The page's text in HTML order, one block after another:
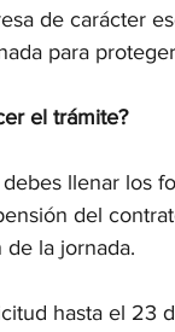
de carácter
para
el trámite?
llenar los
del
la jornada.
hasta el 23